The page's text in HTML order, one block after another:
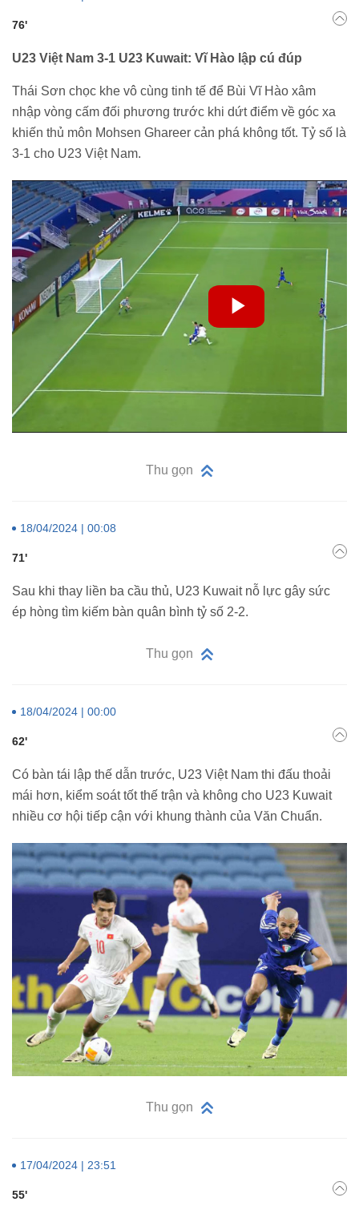
76'
U23 Việt Nam 3-1 U23 Kuwait: Vĩ Hào lập cú đúp
Thái Sơn chọc khe vô cùng tinh tế để Bùi Vĩ Hào xâm
nhập vòng cấm đối phương trước khi dứt điểm về góc xa
khiến thủ môn Mohsen Ghareer cản phá không tốt. Tỷ số là
3-1 cho U23 Việt Nam.
Thu gọn
18/04/2024 | 00:08
71'
Sau khi thay liền ba cầu thủ, U23 Kuwait nỗ lực gây sức
ép hòng tìm kiếm bàn quân bình tỷ số 2-2.
Thu gọn
18/04/2024 | 00:00
62'
Có bàn tái lập thế dẫn trước, U23 Việt Nam thi đấu thoải
mái hơn, kiểm soát tốt thế trận và không cho U23 Kuwait
nhiều cơ hội tiếp cận với khung thành của Văn Chuẩn.
Thu gọn
17/04/2024 | 23:51
55'